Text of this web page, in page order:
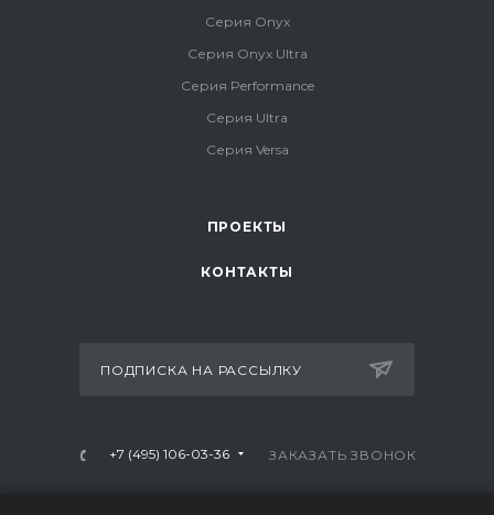
Серия Onyx
Серия Onyx Ultra
Серия Performance
Серия Ultra
Серия Versa
ПРОЕКТЫ
КОНТАКТЫ
ПОДПИСКА НА РАССЫЛКУ
+7 (495) 106-03-36 ЗАКАЗАТЬ ЗВОНОК